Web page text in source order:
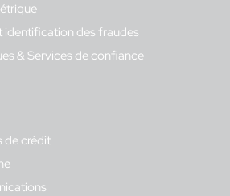
identification des fraudes
& Services de confiance
de crédit